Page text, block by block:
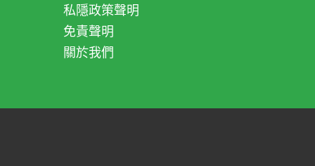
私隱政策聲明
免責聲明
關於我們